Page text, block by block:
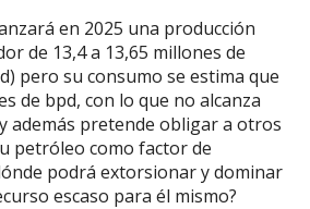
en 2025 una producción
de 13,4 a 13,65 millones de
pero su consumo se estima que
de bpd, con lo que no alcanza
además pretende obligar a otros
petróleo como factor de
podrá extorsionar y dominar
escaso para él mismo?